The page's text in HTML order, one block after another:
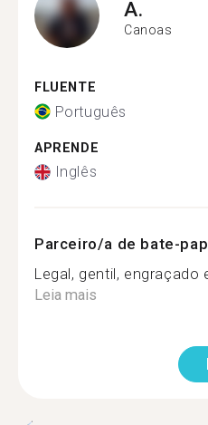
A.
Canoas
FLUENTE
Português
APRENDE
Inglês
Parceiro/a de bate-
Legal, gentil, engraçado
Leia mais